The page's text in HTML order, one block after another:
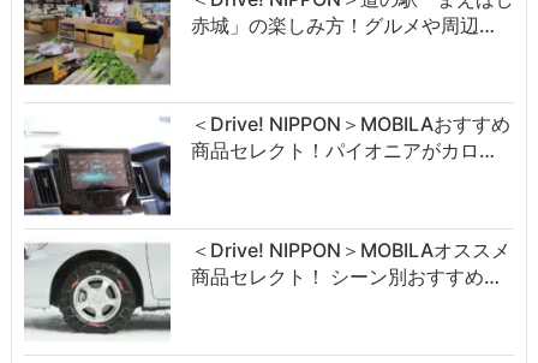
赤城」の楽しみ方！グルメや周辺…
＜Drive! NIPPON＞MOBILAおすすめ
商品セレクト！パイオニアがカロ…
＜Drive! NIPPON＞MOBILAオススメ
商品セレクト！ シーン別おすすめ…